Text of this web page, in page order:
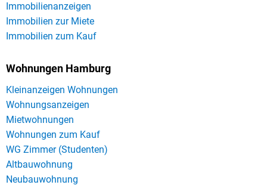
Immobilienanzeigen
Immobilien zur Miete
Immobilien zum Kauf
Wohnungen Hamburg
Kleinanzeigen Wohnungen
Wohnungsanzeigen
Mietwohnungen
Wohnungen zum Kauf
WG Zimmer (Studenten)
Altbauwohnung
Neubauwohnung